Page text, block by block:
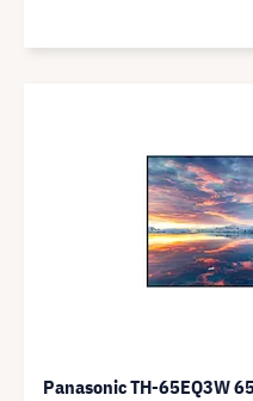
Panasonic TH-65EQ3W